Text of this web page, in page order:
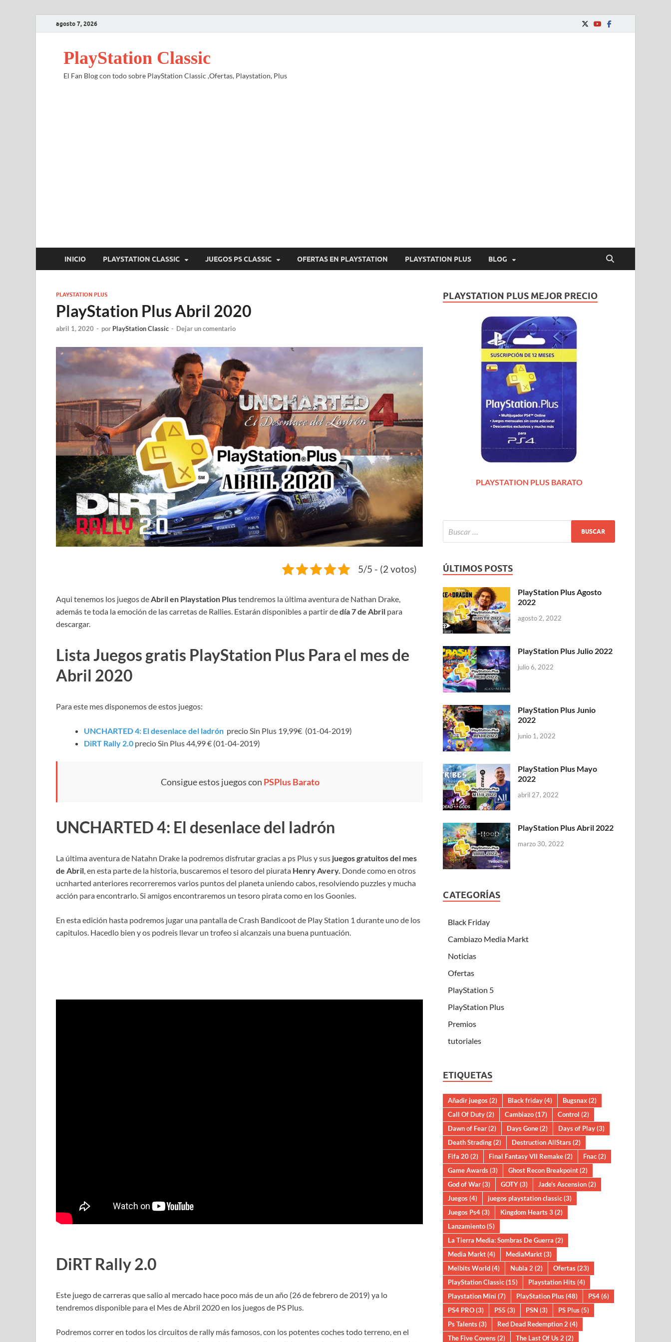
agosto 7, 2026
PlayStation Classic
El Fan Blog con todo sobre PlayStation Classic ,Ofertas, Playstation, Plus
INICIO PLAYSTATION CLASSIC JUEGOS PS CLASSIC OFERTAS EN PLAYSTATION PLAYSTATION PLUS BLOG
PLAYSTATION PLUS
PlayStation Plus Abril 2020
abril 1, 2020 - por PlayStation Classic - Dejar un comentario
5/5 - (2 votos)
Aqui tenemos los juegos deAbril en Playstation Plustendremos la última aventura de Nathan Drake,
además te toda la emoción de las carretas de Rallies. Estarán disponibles a partir dedía 7 de Abril para
descargar.
Lista Juegos gratis PlayStation Plus Para el mes de
Abril 2020
Para este mes disponemos de estos juegos:
UNCHARTED 4: El desenlace del ladrón precio Sin Plus 19,99€ (01-04-2019)
DiRT Rally 2.0 precio Sin Plus 44,99 € (01-04-2019)
Consigue estos juegos con PSPlus Barato
UNCHARTED 4: El desenlace del ladrón
La última aventura de Natahn Drake la podremos disfrutar gracias a ps Plus y sus juegos gratuitos del mes
de Abril , en esta parte de la historia, buscaremos el tesoro del piurata Henry Avery. Donde como en otros
ucnharted anteriores recorreremos varios puntos del planeta uniendo cabos, resolviendo puzzles y mucha
acción para encontrarlo. Si amigos encontraremos un tesoro pirata como en los Goonies.
En esta edición hasta podremos jugar una pantalla de Crash Bandicoot de Play Station 1 durante uno de los
capitulos. Hacedlo bien y os podreis llevar un trofeo si alcanzais una buena puntuación.
DiRT Rally 2.0
Este juego de carreras que salio al mercado hace poco más de un año (26 de febrero de 2019) ya lo
tendremos disponible para el Mes de Abril 2020 en los juegos de PS Plus.
Podremos correr en todos los circuitos de rally más famosos, con los potentes coches todo terreno, en el
PLAYSTATION PLUS MEJOR PRECIO
PLAYSTATION PLUS BARATO
ÚLTIMOS POSTS
PlayStation Plus Agosto
2022
agosto 2, 2022
PlayStation Plus Julio 2022
julio 6, 2022
PlayStation Plus Junio
2022
junio 1, 2022
PlayStation Plus Mayo
2022
abril 27, 2022
PlayStation Plus Abril 2022
marzo 30, 2022
CATEGORÍAS
Black Friday
Cambiazo Media Markt
Noticias
Ofertas
PlayStation 5
PlayStation Plus
Premios
tutoriales
ETIQUETAS
Añadir juegos(2) Black friday(4) Bugsnax(2)
Call Of Duty(2) Cambiazo(17) Control (2)
Dawn of Fear(2) Days Gone(2) Days of Play(3)
Death Strading(2) Destruction AllStars(2)
Fifa 20(2) Final Fantasy VII Remake(2) Fnac(2)
Game Awards(3) Ghost Recon Breakpoint(2)
God of War(3) GOTY(3) Jade's Ascension(2)
Juegos(4) juegos playstation classic(3)
Juegos Ps4(3) Kingdom Hearts 3 (2)
Lanzamiento(5)
La Tierra Media: Sombras De Guerra (2)
Media Markt(4) MediaMarkt(3)
Melbits World(4) Nubla 2 (2) Ofertas(23)
PlayStation Classic(15) Playstation Hits(4)
Playstation Mini (7) PlayStation Plus(48) PS4(6)
PS4 PRO(3) PS5 (3) PSN (3) PS Plus(5)
Ps Talents(3) Red Dead Redemption 2 (4)
The Five Covens(2) The Last Of Us 2 (2)